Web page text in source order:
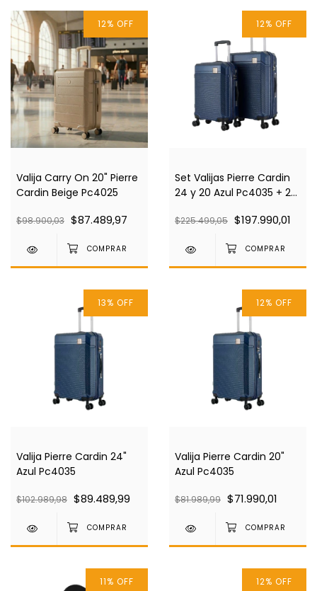
12% OFF
Valija Carry On 20" Pierre
Cardin Beige Pc4025
$98.900,03 $87.489,97
12% OFF
Set Valijas Pierre Cardin
24 y 20 Azul Pc4035 + 2
$225.499,05 $197.990,01
13% OFF
Valija Pierre Cardin 24"
Azul Pc4035
$102.989,98 $89.489,99
12% OFF
Valija Pierre Cardin 20"
Azul Pc4035
$81.989,99 $71.990,01
11% OFF 12% OFF